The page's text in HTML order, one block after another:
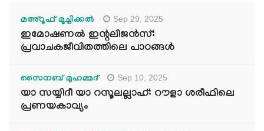
മഅ്റൂഫ് മൂച്ചിക്കല്‍ Sep 29, 2025
ഇമോഷണൽ ഇന്റലിജൻസ്:
പ്രവാചകജീവിതത്തിലെ പാഠങ്ങൾ
സൈനബ് മുഹമ്മദ് Sep 10, 2025
യാ സയ്യിദീ യാ റസൂലല്ലാഹ്: റൗളാ ശരീഫിലെ
പ്രണയകാവ്യം